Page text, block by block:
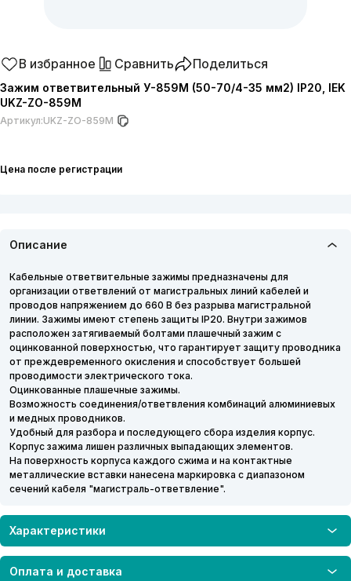
В избранное Сравнить Поделиться
Зажим ответвительный У-859М (50-70/4-35 мм2) IP20, IEK
UKZ-ZO-859M
Артикул:UKZ-ZO-859M
Цена после регистрации
Описание
Кабельные ответвительные зажимы предназначены для
организации ответвлений от магистральных линий кабелей и
проводов напряжением до 660 В без разрыва магистральной
линии. Зажимы имеют степень защиты IP20. Внутри зажимов
расположен затягиваемый болтами плашечный зажим с
оцинкованной поверхностью, что гарантирует защиту проводника
от преждевременного окисления и способствует большей
проводимости электрического тока.
Оцинкованные плашечные зажимы.
Возможность соединения/ответвления комбинаций алюминиевых
и медных проводников.
Удобный для разбора и последующего сбора изделия корпус.
Корпус зажима лишен различных выпадающих элементов.
На поверхность корпуса каждого сжима и на контактные
металлические вставки нанесена маркировка с диапазоном
сечений кабеля "магистраль-ответвление".
Характеристики
Оплата и доставка